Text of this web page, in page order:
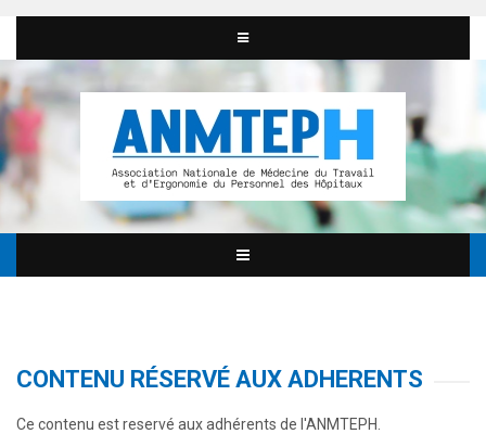
CONTENU RÉSERVÉ AUX ADHERENTS
Ce contenu est reservé aux adhérents de l'ANMTEPH.